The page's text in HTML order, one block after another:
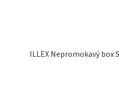
ILLEX Nepromokavý box